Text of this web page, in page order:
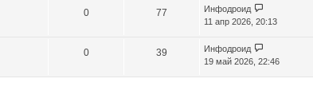
0 77
Инфодроид
11 апр 2026, 20:13
0 39
Инфодроид
19 май 2026, 22:46